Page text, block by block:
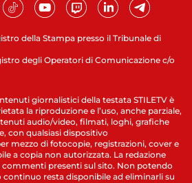
della Stampa presso il Tribunale di
degli Operatori di Comunicazione c/o
giornalistici della testata STILETV è
la riproduzione e l’uso, anche parziale,
audio/video, filmati, loghi, grafiche
con qualsiasi dispositivo
mezzo di fotocopie, registrazioni, cover e
a copia non autorizzata. La redazione
commenti presenti sul sito. Non potendo
resta disponibile ad eliminarli su